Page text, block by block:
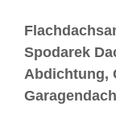
Spodarek
Abdichtung,